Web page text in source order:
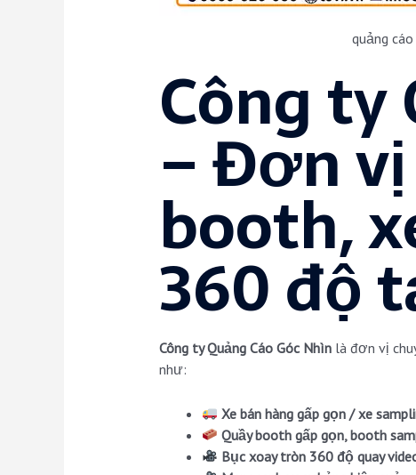
quảng
Công ty
– Đơn
booth,
360 độ
Công ty Quảng Cáo Góc Nhìnlà đơn vị
như:
Xe bán hàng gấp gọn / xe
Quầy booth gấp gọn, booth
Bục xoay tròn 360 độ quay